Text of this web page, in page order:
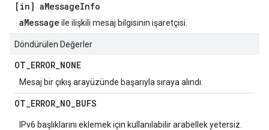
[in] aMessageInfo
aMessage ile ilişkili mesaj bilgisinin işaretçisi.
Döndürülen Değerler
OT_ERROR_NONE
Mesaj bir çıkış arayüzünde başarıyla sıraya alındı.
OT_ERROR_NO_BUFS
IPv6 başlıklarını eklemek için kullanılabilir arabellek yetersiz.